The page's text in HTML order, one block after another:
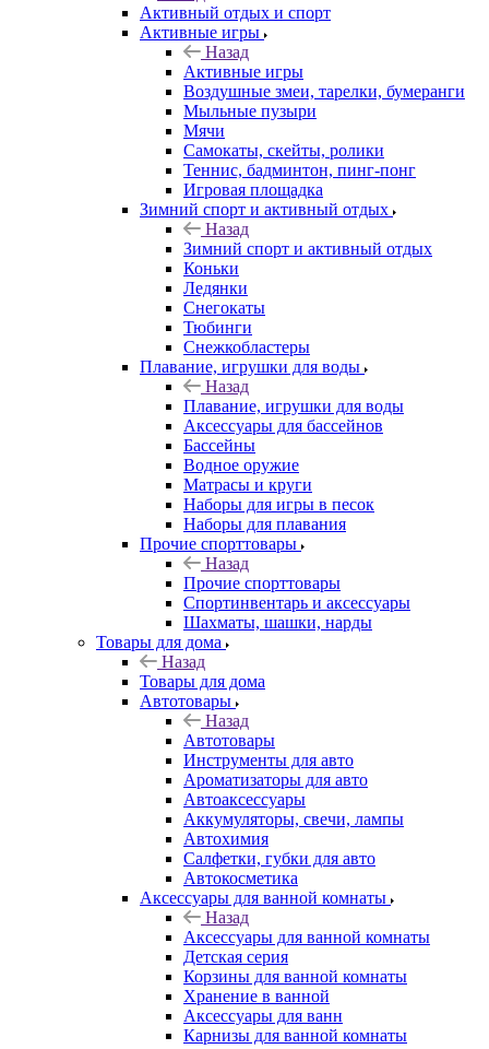
Активный отдых и спорт
Активные игры
Назад
Активные игры
Воздушные змеи, тарелки, бумеранги
Мыльные пузыри
Мячи
Самокаты, скейты, ролики
Теннис, бадминтон, пинг-понг
Игровая площадка
Зимний спорт и активный отдых
Назад
Зимний спорт и активный отдых
Коньки
Ледянки
Снегокаты
Тюбинги
Снежкобластеры
Плавание, игрушки для воды
Назад
Плавание, игрушки для воды
Аксессуары для бассейнов
Бассейны
Водное оружие
Матрасы и круги
Наборы для игры в песок
Наборы для плавания
Прочие спорттовары
Назад
Прочие спорттовары
Спортинвентарь и аксессуары
Шахматы, шашки, нарды
Товары для дома
Назад
Товары для дома
Автотовары
Назад
Автотовары
Инструменты для авто
Ароматизаторы для авто
Автоаксессуары
Аккумуляторы, свечи, лампы
Автохимия
Салфетки, губки для авто
Автокосметика
Аксессуары для ванной комнаты
Назад
Аксессуары для ванной комнаты
Детская серия
Корзины для ванной комнаты
Хранение в ванной
Аксессуары для ванн
Карнизы для ванной комнаты